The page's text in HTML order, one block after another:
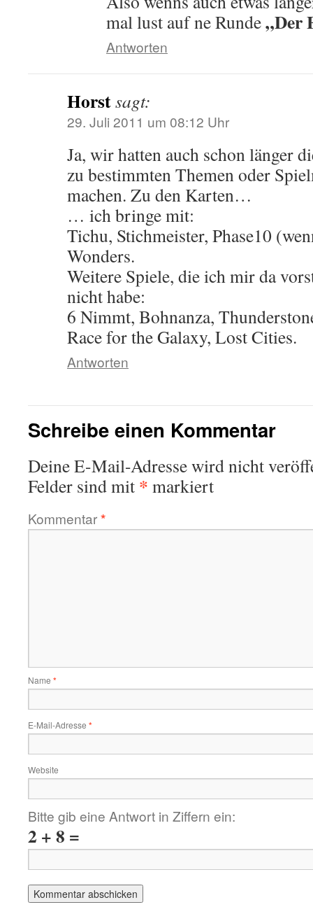
mal lust auf ne Runde„Der
Antworten
Horstsagt:
29. Juli 2011 um 08:12 Uhr
Ja, wir hatten auch schon länger
zu bestimmten Themen oder
machen. Zu den Karten…
… ich bringe mit:
Tichu, Stichmeister, Phase10
Wonders.
Weitere Spiele, die ich mir da
nicht habe:
6 Nimmt, Bohnanza,
Race for the Galaxy, Lost Cities.
Antworten
Schreibe einen Kommentar
Deine E-Mail-Adresse wird nicht
Felder sind mit * markiert
Kommentar*
Name *
E-Mail-Adresse *
Website
Bitte gib eine Antwort in Ziffern ein:
2 + 8 =